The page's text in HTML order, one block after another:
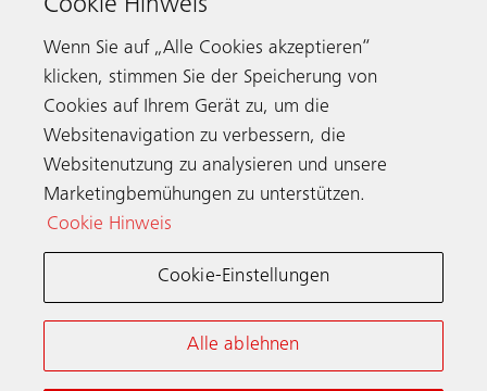
Telefax 030 7029 2620
Kontaktieren
Schindler weltweit
Allgemeine Nutzungsbedingungen
Cookie-Hinweis & Einstellungen Impressum
Cookie Hinweis
Wenn Sie auf „Alle Cookies akzeptieren“
klicken, stimmen Sie der Speicherung von
Cookies auf Ihrem Gerät zu, um die
Websitenavigation zu verbessern, die
Websitenutzung zu analysieren und unsere
Marketingbemühungen zu unterstützen.
Cookie Hinweis
Cookie-Einstellungen
Alle ablehnen